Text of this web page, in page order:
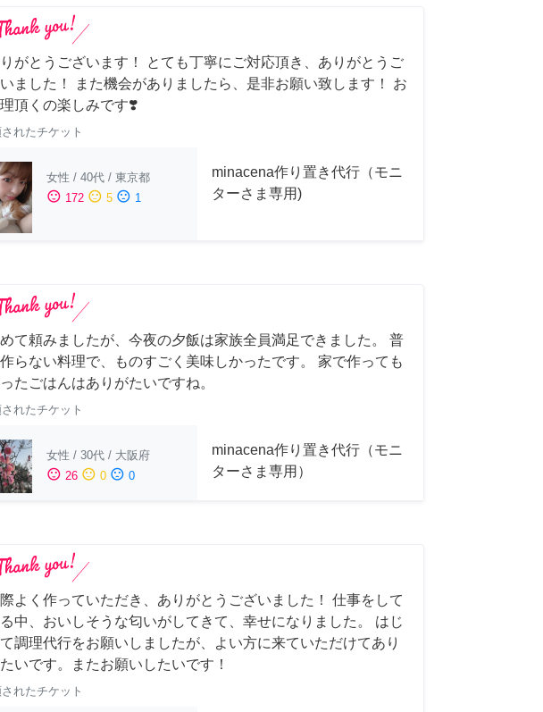
がとうございます！ とても丁寧にご対応頂き、ありがとうご
ました！ また機会がありましたら、是非お願い致します！ お
頂くの楽しみです❣️
れたチケット
女性 / 40代 / 東京都
sentiment_satisfied 172 sentiment_neutral 5 sentiment_dissatisfied 1
minacena作り置き代行（モニ
ターさま専用)
て頼みましたが、今夜の夕飯は家族全員満足できました。 普
らない料理で、ものすごく美味しかったです。 家で作っても
たごはんはありがたいですね。
れたチケット
女性 / 30代 / 大阪府
sentiment_satisfied 26 sentiment_neutral 0 sentiment_dissatisfied 0
minacena作り置き代行（モニ
ターさま専用）
よく作っていただき、ありがとうございました！ 仕事をして
中、おいしそうな匂いがしてきて、幸せになりました。 はじ
調理代行をお願いしましたが、よい方に来ていただけてあり
いです。またお願いしたいです！
れたチケット